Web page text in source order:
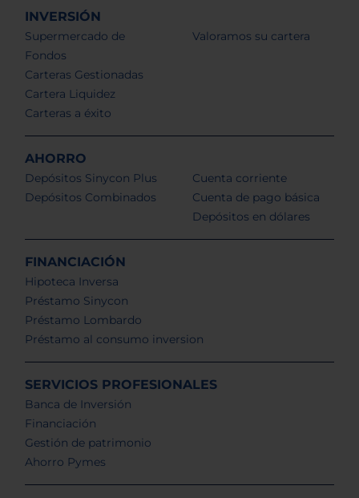
INVERSIÓN
Supermercado de
Fondos
Carteras Gestionadas
Cartera Liquidez
Carteras a éxito
Valoramos su cartera
AHORRO
Depósitos Sinycon Plus
Depósitos Combinados
Cuenta corriente
Cuenta de pago básica
Depósitos en dólares
FINANCIACIÓN
Hipoteca Inversa
Préstamo Sinycon
Préstamo Lombardo
Préstamo al consumo inversion
SERVICIOS PROFESIONALES
Banca de Inversión
Financiación
Gestión de patrimonio
Ahorro Pymes